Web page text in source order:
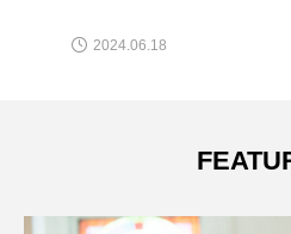
2024.06.18